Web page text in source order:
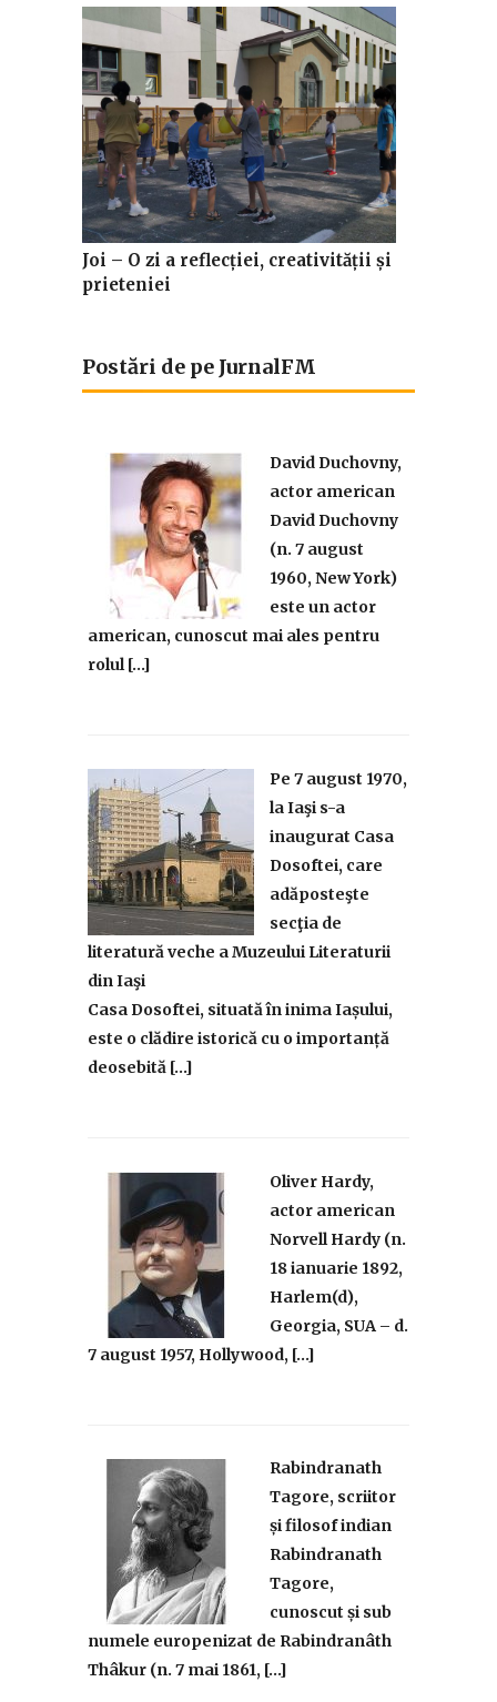
Joi – O zi a reflecției, creativității și
prieteniei
Postări de pe JurnalFM
David Duchovny,
actor american
David Duchovny
(n. 7 august
1960, New York)
este un actor
american, cunoscut mai ales pentru
rolul […]
Pe 7 august 1970,
la Iaşi s-a
inaugurat Casa
Dosoftei, care
adăposteşte
secţia de
literatură veche a Muzeului Literaturii
din Iaşi
Casa Dosoftei, situată în inima Iașului,
este o clădire istorică cu o importanță
deosebită […]
Oliver Hardy,
actor american
Norvell Hardy (n.
18 ianuarie 1892,
Harlem⁠(d),
Georgia, SUA – d.
7 august 1957, Hollywood, […]
Rabindranath
Tagore, scriitor
și filosof indian
Rabindranath
Tagore,
cunoscut și sub
numele europenizat de Rabindranâth
Thâkur (n. 7 mai 1861, […]